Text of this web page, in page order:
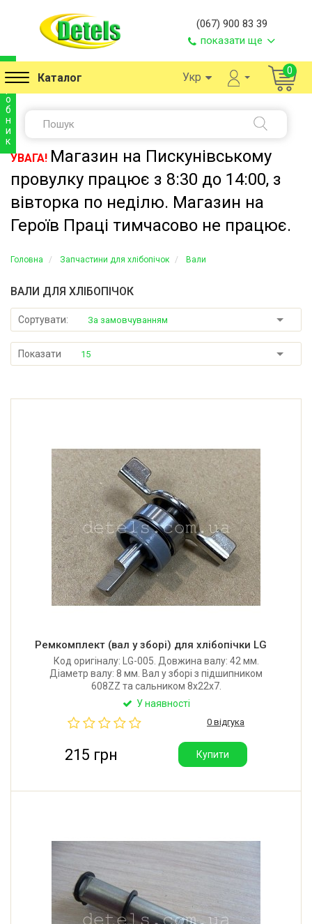
(067) 900 83 39
показати ще
Каталог Укр 0
УВАГА! Магазин на Пискунівському
провулку працює з 8:30 до 14:00, з
вівторка по неділю. Магазин на
Героїв Праці тимчасово не працює.
Головна Запчастини для хлібопічок Вали
ВАЛИ ДЛЯ ХЛІБОПІЧОК
Сортувати: За замовчуванням
Показати 15
и
о
б
н
и
к
Ремкомплект (вал у зборі) для хлібопічки LG
Код оригіналу: LG-005. Довжина валу: 42 мм.
Діаметр валу: 8 мм. Вал у зборі з підшипником
608ZZ та сальником 8х22х7.
У наявності
0 відгука
215 грн Купити